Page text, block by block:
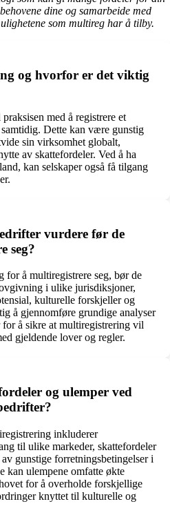
dine og samarbeide med
som multireg har å tilby.
og hvorfor er det viktig
med å registrere et
Dette kan være gunstig
sin virksomhet globalt,
av skattefordeler. Ved å ha
kan selskaper også få tilgang
vurdere før de
seg?
for å multiregistrere seg, bør de
i ulike jurisdiksjoner,
kulturelle forskjeller og
å gjennomføre grundige analyser
for å sikre at multiregistrering vil
gjeldende lover og regler.
og ulemper ved
inkluderer
til ulike markeder, skattefordeler
gunstige forretningsbetingelser i
kan ulempene omfatte økte
for å overholde forskjellige
knyttet til kulturelle og